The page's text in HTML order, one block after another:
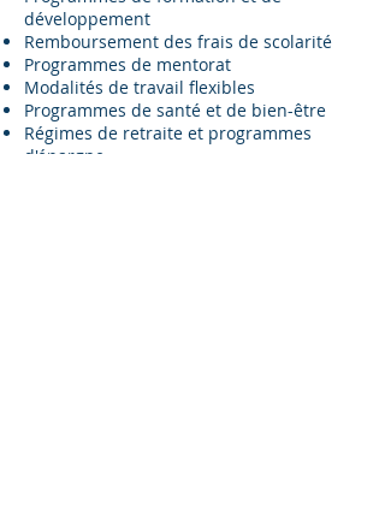
développement
Remboursement des frais de scolarité
Programmes de mentorat
Modalités de travail flexibles
Programmes de santé et de bien-être
Régimes de retraite et programmes
d'épargne